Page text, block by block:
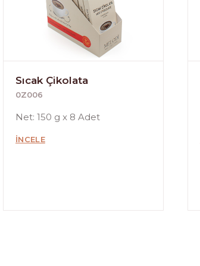
Sıcak Çikolata
0Z006
Net: 150 g x 8 Adet
İNCELE